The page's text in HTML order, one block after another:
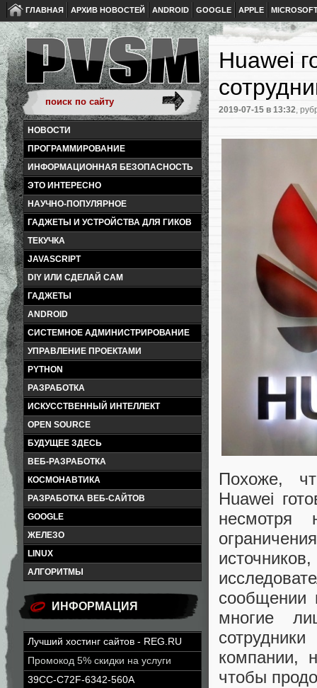
ГЛАВНАЯ АРХИВ НОВОСТЕЙ ANDROID GOOGLE APPLE
НОВОСТИ
ПРОГРАММИРОВАНИЕ
ИНФОРМАЦИОННАЯ БЕЗОПАСНОСТЬ
ЭТО ИНТЕРЕСНО
НАУЧНО-ПОПУЛЯРНОЕ
ГАДЖЕТЫ И УСТРОЙСТВА ДЛЯ ГИКОВ
ТЕКУЧКА
JAVASCRIPT
DIY ИЛИ СДЕЛАЙ САМ
ГАДЖЕТЫ
ANDROID
СИСТЕМНОЕ АДМИНИСТРИРОВАНИЕ
УПРАВЛЕНИЕ ПРОЕКТАМИ
PYTHON
РАЗРАБОТКА
ИСКУССТВЕННЫЙ ИНТЕЛЛЕКТ
OPEN SOURCE
БУДУЩЕЕ ЗДЕСЬ
ВЕБ-РАЗРАБОТКА
КОСМОНАВТИКА
РАЗРАБОТКА ВЕБ-САЙТОВ
GOOGLE
ЖЕЛЕЗО
LINUX
АЛГОРИТМЫ
ИНФОРМАЦИЯ
Лучший хостинг сайтов - REG.RU
Промокод 5% скидки на услуги
39CC-C72F-6342-560A
Huawei
2019-07-15 в 13:32,
Похоже,
Huawei
несмотря
сообщении
многие
компании,
чтобы